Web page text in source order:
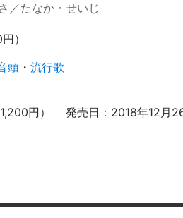
／たなか・せいじ
）
頭 ・ 流行歌
円） 発売日：2018年12月